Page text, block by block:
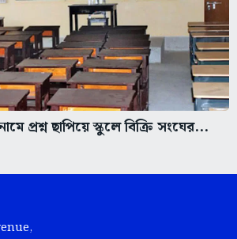
প্রশ্ন ছাপিয়ে স্কুলে বিক্রি সংঘের...